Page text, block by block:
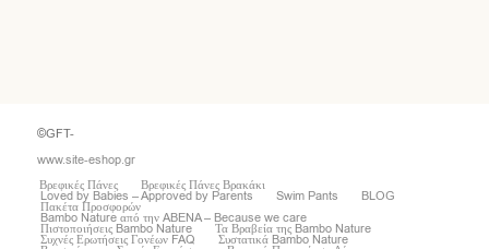
©GFT-
www.site-eshop.gr
Βρεφικές Πάνες
Βρεφικές Πάνες Βρακάκι
Loved by Babies – Approved by Parents Swim Pants BLOG
Πακέτα Προσφορών
Bambo Nature από την ABENA – Because we care
Πιστοποιήσεις Bambo Nature Τα Βραβεία της Bambo Nature
Συχνές Ερωτήσεις Γονέων FAQ Συστατικά Bambo Nature